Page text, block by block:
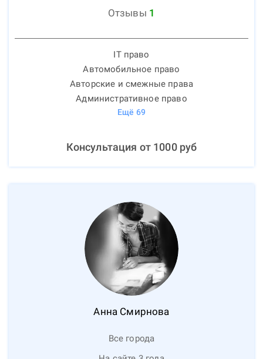
Отзывы 1
IT право
Автомобильное право
Авторские и смежные права
Административное право
Ещё 69
Консультация от 1000руб
Анна Смирнова
Все города